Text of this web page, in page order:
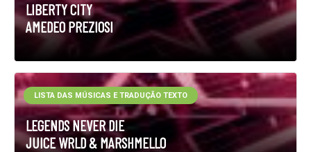
LIBERTY CITY
AMEDEO PREZIOSI
LEGENDS NEVER DIE
JUICE WRLD & MARSHMELLO
LISTA DAS MÚSICAS E TRADUÇÃO TEXTO